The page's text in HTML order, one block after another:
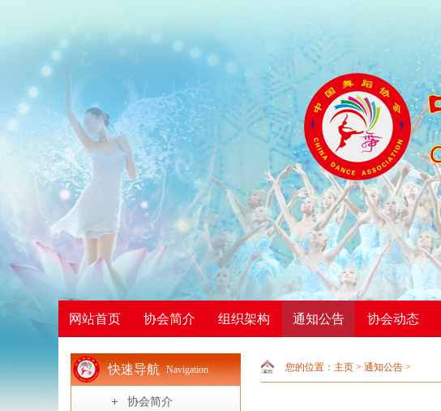
网站首页 协会简介 组织架构 通知公告 协会动态
快速导航 Navigation
协会简介
您的位置： 主页 > 通知公告 >